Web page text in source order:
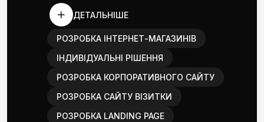
ДЕТАЛЬНІШЕ
РОЗРОБКА ІНТЕРНЕТ-МАГАЗИНІВ
ІНДИВІДУАЛЬНІ РІШЕННЯ
РОЗРОБКА КОРПОРАТИВНОГО САЙТУ
РОЗРОБКА САЙТУ ВІЗИТКИ
РОЗРОБКА LANDING PAGE